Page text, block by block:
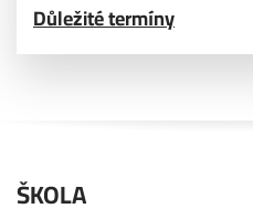
Důležité termíny
ŠKOLA